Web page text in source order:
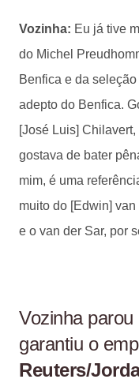
Vozinha: Eu já tive
do Michel
Benfica e da
adepto do Benfica.
[José Luis]
gostava de bater
mim, é uma
muito do [Edwin]
e o van der Sar, por
Vozinha
garantiu o
Reuters/